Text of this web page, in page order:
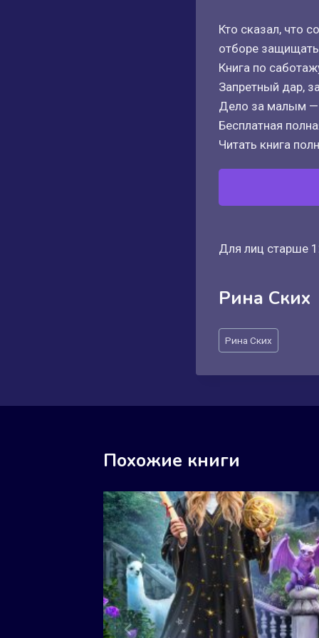
Кто сказал, что
отборе
Книга по
Запретный дар,
Дело за малым —
Бесплатная
Читать книга
Для лиц старше
Рина Ских
Метки
записи:
Рина Ских
Похожие книги